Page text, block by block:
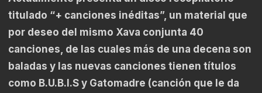
titulado “+ canciones inéditas”, un material que
por deseo del mismo Xava conjunta 40
canciones, de las cuales más de una decena son
baladas y las nuevas canciones tienen títulos
como B.U.B.I.S y Gatomadre (canción que le da